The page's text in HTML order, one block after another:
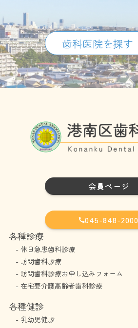
歯科医院を探す
会員ページ
045-848-2000
各種診療
- 休日急患歯科診療
- 訪問歯科診療
- 訪問歯科診療お申し込みフォーム
- 在宅要介護高齢者歯科診療
各種健診
- 乳幼児健診